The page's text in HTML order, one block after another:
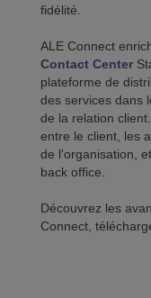
fidélité.
ALE Connect
Contact Center
plateforme de
des services dans
de la relation
entre le client, les
de l'organisation,
back office.
Découvrez les
Connect,